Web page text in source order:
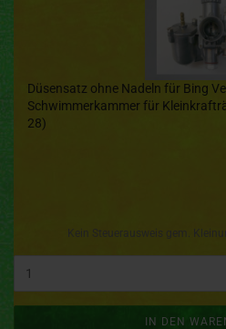
Düsensatz ohne Nadeln für Bing
Schwimmerkammer für
28)
IN DEN